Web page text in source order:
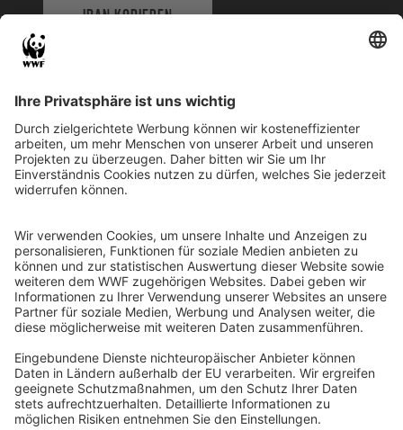
IBAN KOPIEREN
WWF Deutschland
Reinhardtstr. 18
10117 Berlin
Ihre Spende kann steuerlich geltend gemacht werden
Registriert als Stiftung WWF Deutschland, Senatsverwaltung für
Justiz Berlin, Az: 3416/976/2
Umsatzsteuer-Identifikationsnummer: DE 114236103
Freistellungsbescheid: Als gemeinnützige Körperschaft befreit
von der Körperschaftssteuer gem. §5 I 9 KStg. unter der
Steuernummer 27/641/09321